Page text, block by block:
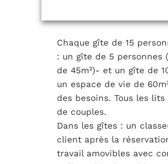
Chaque gîte de 15
: un gîte de 5 personnes
de 45m²)- et un gîte de
un espace de vie de
des besoins. Tous les
de couples.
Dans les gîtes : un
client après la
travail amovibles avec